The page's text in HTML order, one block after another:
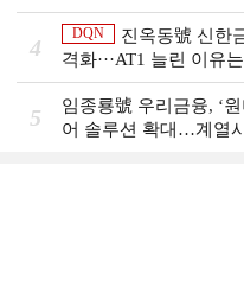
4
DQN
진옥동號 신한
격화···AT1 늘린 이유
Review]
5
임종룡號 우리금융, ‘
어 솔루션 확대…계열